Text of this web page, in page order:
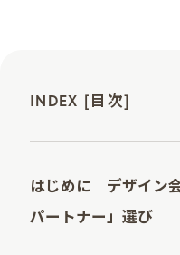
COLUMN NDOのノート
INDEX [目次]
はじめに｜デザイン
パートナー」選び